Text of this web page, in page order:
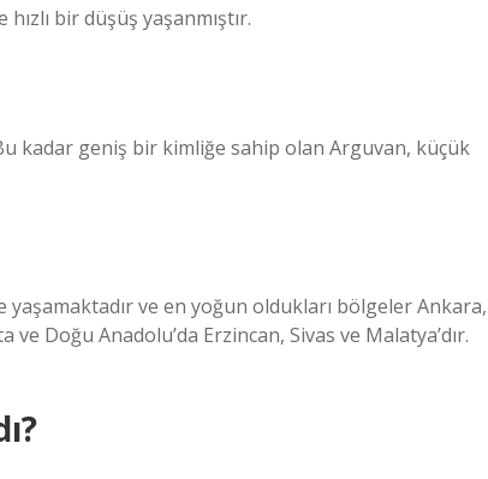
bir düşüş yaşanmıştır.
kadar geniş bir kimliğe sahip olan Arguvan, küçük
ve en yoğun oldukları bölgeler Ankara,
Doğu Anadolu’da Erzincan, Sivas ve Malatya’dır.